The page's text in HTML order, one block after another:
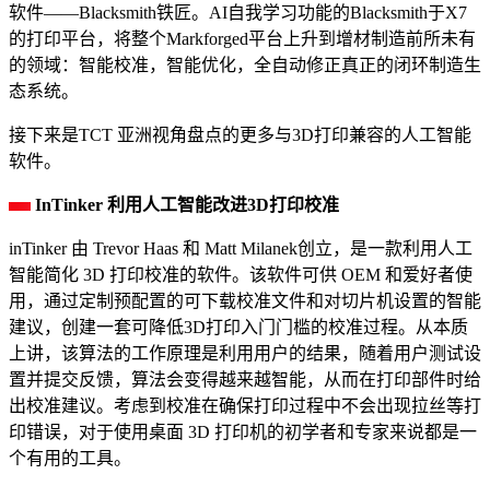
软件——Blacksmith铁匠。AI自我学习功能的Blacksmith于X7
的打印平台，将整个Markforged平台上升到增材制造前所未有
的领域：智能校准，智能优化，全自动修正真正的闭环制造生
态系统。
接下来是TCT 亚洲视角盘点的更多与3D打印兼容的人工智能
软件。
InTinker 利用人工智能改进3D打印校准
inTinker 由 Trevor Haas 和 Matt Milanek创立，是一款利用人工
智能简化 3D 打印校准的软件。该软件可供 OEM 和爱好者使
用，通过定制预配置的可下载校准文件和对切片机设置的智能
建议，创建一套可降低3D打印入门门槛的校准过程。从本质
上讲，该算法的工作原理是利用用户的结果，随着用户测试设
置并提交反馈，算法会变得越来越智能，从而在打印部件时给
出校准建议。考虑到校准在确保打印过程中不会出现拉丝等打
印错误，对于使用桌面 3D 打印机的初学者和专家来说都是一
个有用的工具。